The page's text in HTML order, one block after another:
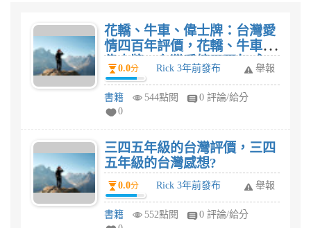
花轎、牛車、偉士牌：台灣愛
情四百年評價，花轎、牛車、
偉士牌：台灣愛情四百年感
想?
0.0分 Rick 3年前發布 舉報
書籍 544點閱
0 評論/給分
0
三四五年級的台灣評價，三四
五年級的台灣感想?
0.0分 Rick 3年前發布 舉報
書籍 552點閱
0 評論/給分